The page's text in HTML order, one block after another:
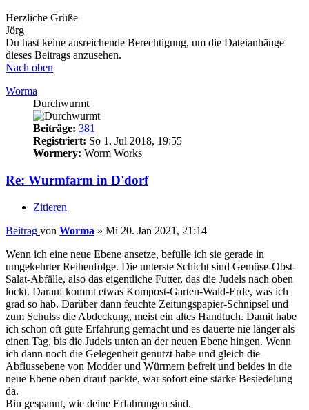
Herzliche Grüße
Jörg
Du hast keine ausreichende Berechtigung, um die Dateianhänge
dieses Beitrags anzusehen.
Nach oben
Worma
Durchwurmt
Beiträge: 381
Registriert: So 1. Jul 2018, 19:55
Wormery: Worm Works
Re: Wurmfarm in D'dorf
Zitieren
Beitrag von Worma » Mi 20. Jan 2021, 21:14
Wenn ich eine neue Ebene ansetze, befülle ich sie gerade in
umgekehrter Reihenfolge. Die unterste Schicht sind Gemüse-Obst-
Salat-Abfälle, also das eigentliche Futter, das die Judels nach oben
lockt. Darauf kommt etwas Kompost-Garten-Wald-Erde, was ich
grad so hab. Darüber dann feuchte Zeitungspapier-Schnipsel und
zum Schulss die Abdeckung, meist ein altes Handtuch. Damit habe
ich schon oft gute Erfahrung gemacht und es dauerte nie länger als
einen Tag, bis die Judels unten an der neuen Ebene hingen. Wenn
ich dann noch die Gelegenheit genutzt habe und gleich die
Abflussebene von Modder und Würmern befreit und beides in die
neue Ebene oben drauf packte, war sofort eine starke Besiedelung
da.
Bin gespannt, wie deine Erfahrungen sind.